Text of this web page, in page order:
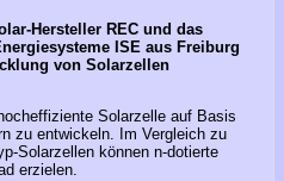
Hersteller REC und das
ISE aus Freiburg
von Solarzellen
Solarzelle auf Basis
zu entwickeln. Im Vergleich zu
Solarzellen können n-dotierte
erzielen.